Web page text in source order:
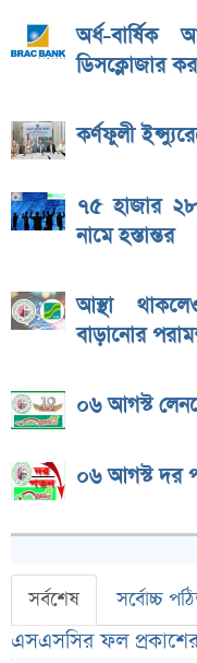
অর্ধ-বার্ষিক
ডিসক্লোজার
কর্ণফুলী
৭৫ হাজার
নামে হস্তান্তর
আস্থা
বাড়ানোর
০৬ আগস্ট
০৬ আগস্ট দর
সর্বশেষ সর্বোচ্চ
এসএসসির ফল